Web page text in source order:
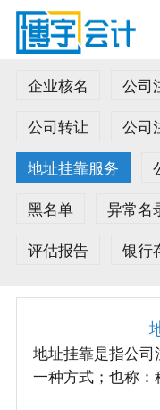
企业核名
公司
公司转让
公司
地址挂靠服务
黑名单
异常名
评估报告
银行
地址挂靠是指公
一种方式；也称：